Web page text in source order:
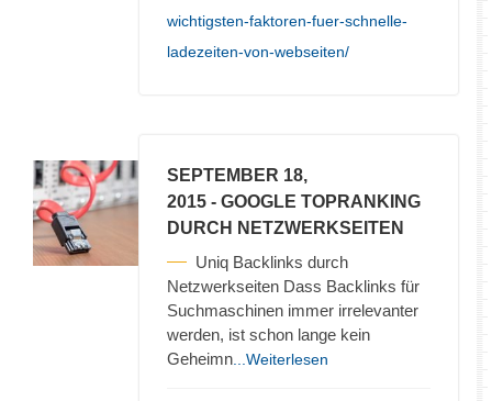
wichtigsten-faktoren-fuer-schnelle-
ladezeiten-von-webseiten/
SEPTEMBER 18,
2015 - GOOGLE TOPRANKING
DURCH NETZWERKSEITEN
Uniq Backlinks durch
Netzwerkseiten Dass Backlinks für
Suchmaschinen immer irrelevanter
werden, ist schon lange kein
Geheimn ...Weiterlesen